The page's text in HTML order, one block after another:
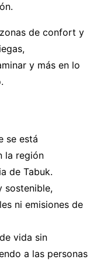
de confort y
y más en lo
se está
la región
de Tabuk.
sostenible,
ni emisiones de
vida sin
a las personas